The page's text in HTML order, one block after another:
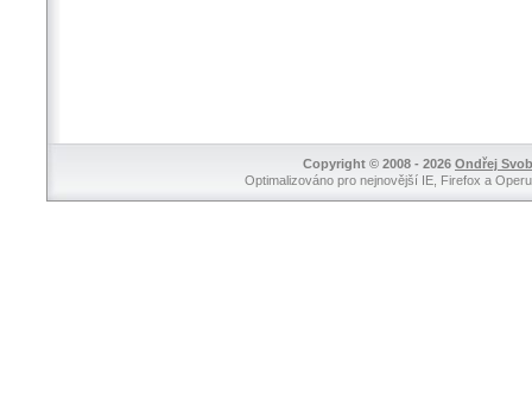
Copyright © 2008 - 2026 Ondřej
Optimalizováno pro nejnovější IE, Firefox a